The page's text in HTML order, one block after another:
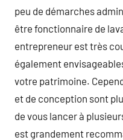
peu de démarches
être fonctionnaire de
entrepreneur est très
également
votre patrimoine.
et de conception sont
de vous lancer à
est grandement